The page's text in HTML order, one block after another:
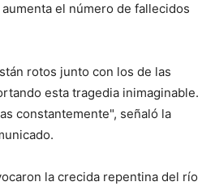
el número de fallecidos
rotos junto con los de las
esta tragedia inimaginable.
constantemente", señaló la
la crecida repentina del río